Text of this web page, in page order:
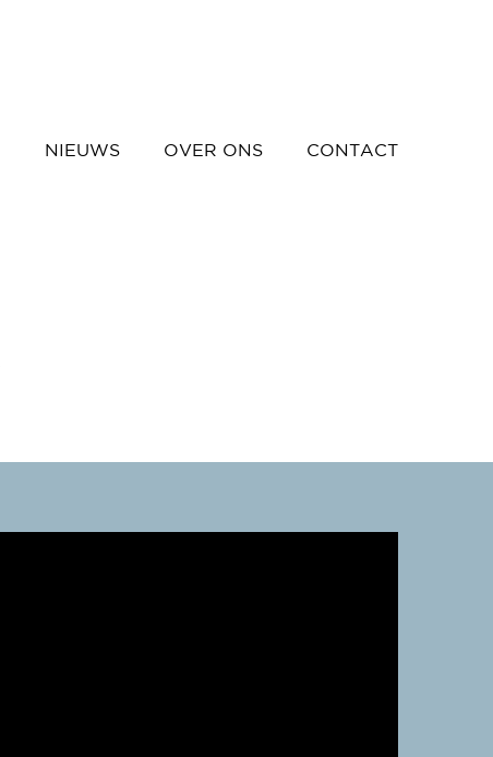
NIEUWS OVER ONS CONTACT